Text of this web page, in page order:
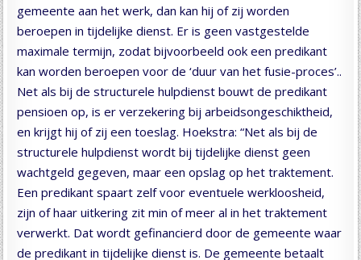
gemeente aan het werk, dan kan hij of zij worden
beroepen in tijdelijke dienst. Er is geen vastgestelde
maximale termijn, zodat bijvoorbeeld ook een predikant
kan worden beroepen voor de ‘duur van het fusie-proces’..
Net als bij de structurele hulpdienst bouwt de predikant
pensioen op, is er verzekering bij arbeidsongeschiktheid,
en krijgt hij of zij een toeslag. Hoekstra: “Net als bij de
structurele hulpdienst wordt bij tijdelijke dienst geen
wachtgeld gegeven, maar een opslag op het traktement.
Een predikant spaart zelf voor eventuele werkloosheid,
zijn of haar uitkering zit min of meer al in het traktement
verwerkt. Dat wordt gefinancierd door de gemeente waar
de predikant in tijdelijke dienst is. De gemeente betaalt